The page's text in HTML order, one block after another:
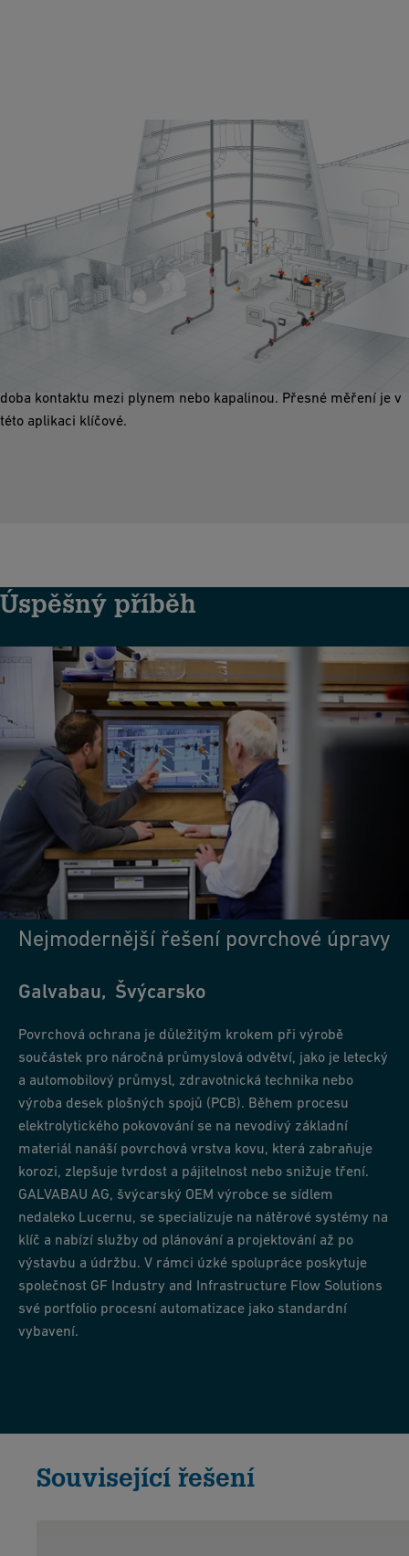
Odlučovač výparů
Správně navržené odlučovače výparů jsou velmi účinné při
odstraňování částic, prachu, aerosolů a oxidů menších než 10
doba kontaktu mezi plynem nebo kapalinou. Přesné měření je v
této aplikaci klíčové.
Úspěšný příběh
Nejmodernější řešení povrchové úpravy
Galvabau, Švýcarsko
Povrchová ochrana je důležitým krokem při výrobě
součástek pro náročná průmyslová odvětví, jako je letecký
a automobilový průmysl, zdravotnická technika nebo
výroba desek plošných spojů (PCB). Během procesu
elektrolytického pokovování se na nevodivý základní
materiál nanáší povrchová vrstva kovu, která zabraňuje
korozi, zlepšuje tvrdost a pájitelnost nebo snižuje tření.
GALVABAU AG, švýcarský OEM výrobce se sídlem
nedaleko Lucernu, se specializuje na nátěrové systémy na
klíč a nabízí služby od plánování a projektování až po
výstavbu a údržbu. V rámci úzké spolupráce poskytuje
společnost GF Industry and Infrastructure Flow Solutions
své portfolio procesní automatizace jako standardní
vybavení.
Související řešení